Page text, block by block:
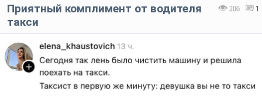
206 1
Приятный комплимент от водителя
такси